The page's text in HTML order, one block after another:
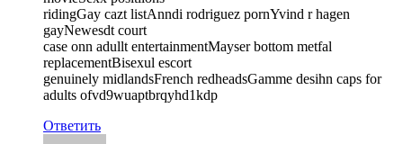
ridingGay cazt listAnndi rodriguez pornYvind r hagen
gayNewesdt court
case onn adullt entertainmentMayser bottom metfal
replacementBisexul escort
genuinely midlandsFrench redheadsGamme desihn caps for
adults ofvd9wuaptbrqyhd1kdp
Ответить